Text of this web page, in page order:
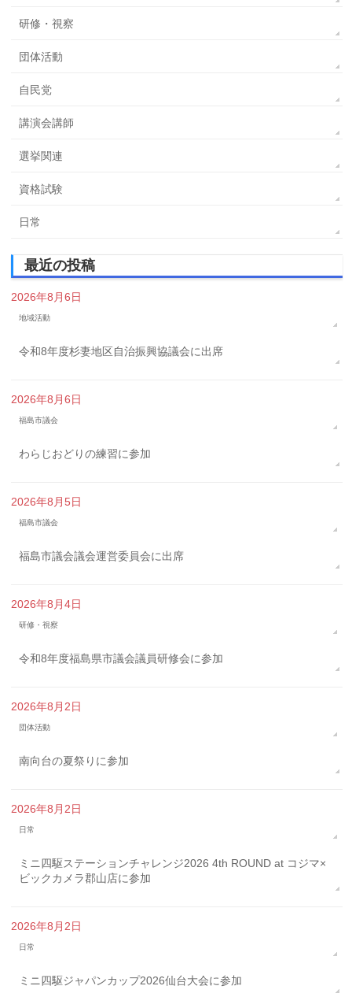
研修・視察
団体活動
自民党
講演会講師
選挙関連
資格試験
日常
最近の投稿
2026年8月6日
地域活動
令和8年度杉妻地区自治振興協議会に出席
2026年8月6日
福島市議会
わらじおどりの練習に参加
2026年8月5日
福島市議会
福島市議会議会運営委員会に出席
2026年8月4日
研修・視察
令和8年度福島県市議会議員研修会に参加
2026年8月2日
団体活動
南向台の夏祭りに参加
2026年8月2日
日常
ミニ四駆ステーションチャレンジ2026 4th ROUND at コジマ×
ビックカメラ郡山店に参加
2026年8月2日
日常
ミニ四駆ジャパンカップ2026仙台大会に参加